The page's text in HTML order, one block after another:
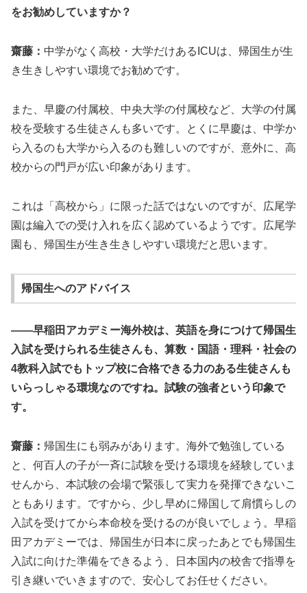
をお勧めしていますか？
齋藤： 中学がなく高校・大学だけあるICUは、帰国生が生
き生きしやすい環境でお勧めです。
また、早慶の付属校、中央大学の付属校など、大学の付属
校を受験する生徒さんも多いです。とくに早慶は、中学か
ら入るのも大学から入るのも難しいのですが、意外に、高
校からの門戸が広い印象があります。
これは「高校から」に限った話ではないのですが、広尾学
園は編入での受け入れを広く認めているようです。広尾学
園も、帰国生が生き生きしやすい環境だと思います。
帰国生へのアドバイス
――早稲田アカデミー海外校は、英語を身につけて帰国生
入試を受けられる生徒さんも、算数・国語・理科・社会の
4教科入試でもトップ校に合格できる力のある生徒さんも
いらっしゃる環境なのですね。試験の強者という印象で
す。
齋藤： 帰国生にも弱みがあります。海外で勉強している
と、何百人の子が一斉に試験を受ける環境を経験していま
せんから、本試験の会場で緊張して実力を発揮できないこ
ともあります。ですから、少し早めに帰国して肩慣らしの
入試を受けてから本命校を受けるのが良いでしょう。早稲
田アカデミーでは、帰国生が日本に戻ったあとでも帰国生
入試に向けた準備をできるよう、日本国内の校舎で指導を
引き継いでいきますので、安心してお任せください。